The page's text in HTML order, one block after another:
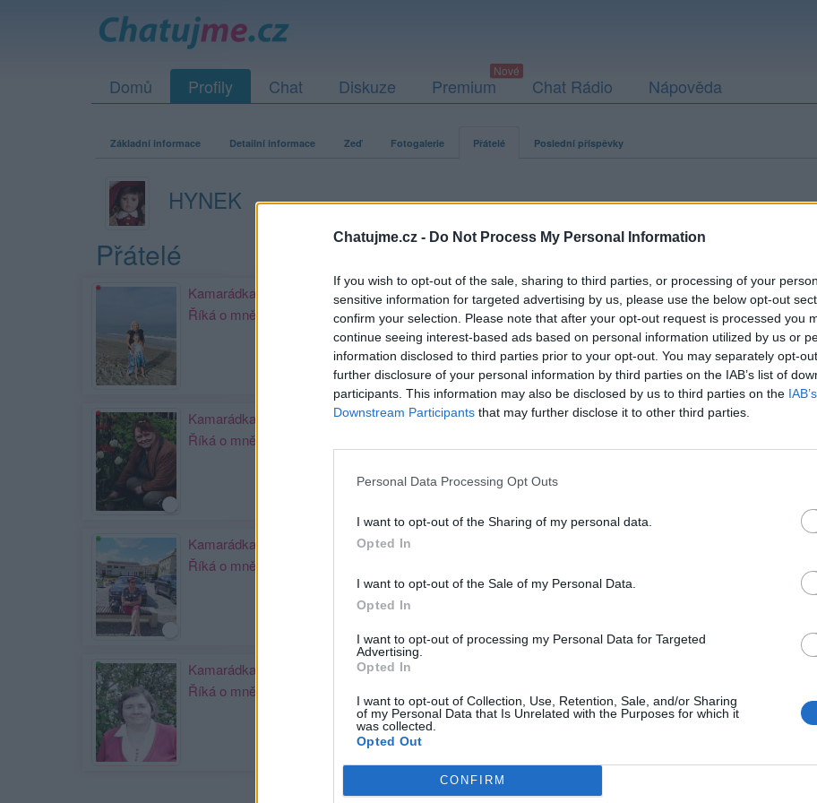
Chatujme.cz - Do Not Process My Personal Information
If you wish to opt-out of the sale, sharing to third parties, or processing of your
sensitive information for targeted advertising by us, please use the below opt-out
confirm your selection. Please note that after your opt-out request is processed you
continue seeing interest-based ads based on personal information utilized by us or
information disclosed to third parties prior to your opt-out. You may separately opt-
further disclosure of your personal information by third parties on the IAB’s list of
participants. This information may also be disclosed by us to third parties on the
Downstream Participants that may further disclose it to other third parties.
Personal Data Processing Opt Outs
I want to opt-out of the Sharing of my personal data.
Opted In
I want to opt-out of the Sale of my Personal Data.
Opted In
I want to opt-out of processing my Personal Data for Targeted
Advertising.
Opted In
I want to opt-out of Collection, Use, Retention, Sale, and/or Sharing
of my Personal Data that Is Unrelated with the Purposes for which it
was collected.
Opted Out
CONFIRM
Domů Profily Chat Diskuze Premium Chat Rádio Nápověda
Základní informace Detailní informace Zeď Fotogalerie Přátelé Poslední příspěvky
HYNEK
Přátelé
Kamarádka:
Říká o mně:
Kamarádka: marie-kadlecova
Říká o mně:
Kamarádka:
Říká o mně: Hynku...
Kamarádka:Zdeninka
přáníčka která vždy potěší ..☘️
Kamarádka:
Říká o mně:
je vidět že se stále nacházejí
Kamarádka:
Říká o mně: